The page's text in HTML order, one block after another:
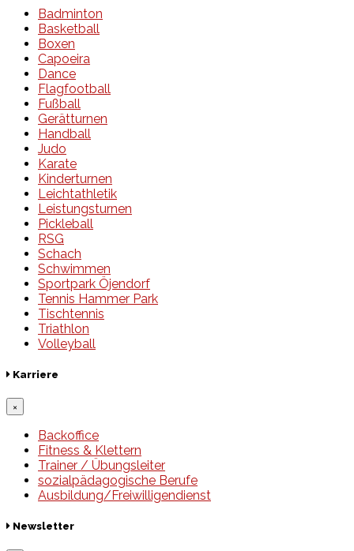
Badminton
Basketball
Boxen
Capoeira
Dance
Flagfootball
Fußball
Gerätturnen
Handball
Judo
Karate
Kinderturnen
Leichtathletik
Leistungsturnen
Pickleball
RSG
Schach
Schwimmen
Sportpark Öjendorf
Tennis Hammer Park
Tischtennis
Triathlon
Volleyball
Karriere
×
Backoffice
Fitness & Klettern
Trainer / Übungsleiter
sozialpädagogische Berufe
Ausbildung/Freiwilligendienst
Newsletter